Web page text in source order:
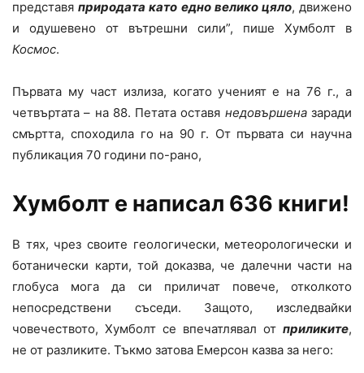
представяприродата като едно велико цяло, движено
и одушевено от вътрешни сили”, пише Хумболт в
Космос.
Първата му част излиза, когато ученият е на 76 г., а
четвъртата – на 88. Петата оставя недовършеназаради
смъртта, споходила го на 90 г. От първата си научна
публикация 70 години по-рано,
Хумболт е написал 636 книги!
В тях, чрез своите геологически, метеорологически и
ботанически карти, той доказва, че далечни части на
глобуса мога да си приличат повече, отколкото
непосредствени съседи. Защото, изследвайки
човечеството, Хумболт се впечатлявал от приликите,
не от разликите. Тъкмо затова Емерсон казва за него: